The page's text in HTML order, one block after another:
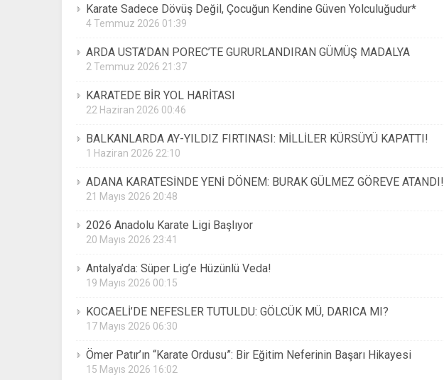
Karate Sadece Dövüş Değil, Çocuğun Kendine Güven Yolculuğudur*
4 Temmuz 2026 01:39
ARDA USTA’DAN POREC’TE GURURLANDIRAN GÜMÜŞ MADALYA
2 Temmuz 2026 21:37
KARATEDE BİR YOL HARİTASI
22 Haziran 2026 00:46
BALKANLARDA AY-YILDIZ FIRTINASI: MİLLİLER KÜRSÜYÜ KAPATTI!
1 Haziran 2026 22:10
ADANA KARATESİNDE YENİ DÖNEM: BURAK GÜLMEZ GÖREVE ATANDI!
21 Mayıs 2026 20:48
2026 Anadolu Karate Ligi Başlıyor
20 Mayıs 2026 23:41
Antalya’da: Süper Lig’e Hüzünlü Veda!
19 Mayıs 2026 00:15
KOCAELİ’DE NEFESLER TUTULDU: GÖLCÜK MÜ, DARICA MI?
17 Mayıs 2026 06:30
Ömer Patır’ın “Karate Ordusu”: Bir Eğitim Neferinin Başarı Hikayesi
15 Mayıs 2026 16:02